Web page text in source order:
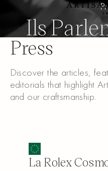
Ils
Press
Discover the articles,
editorials that highlight
and our craftsmanship.
La Rolex